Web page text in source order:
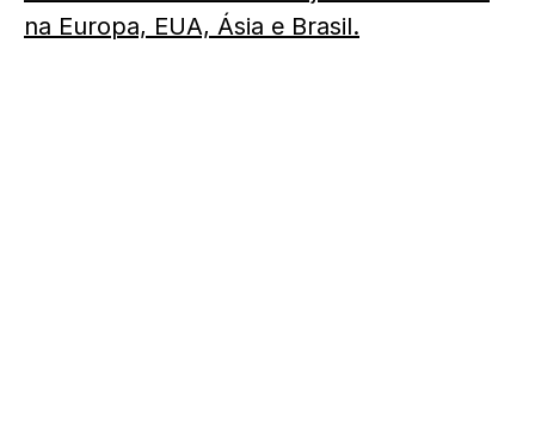
na Europa, EUA, Ásia e Brasil.